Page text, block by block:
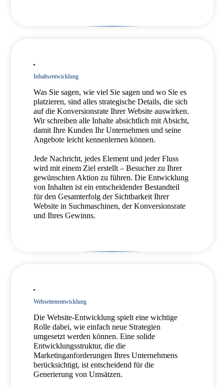
Inhaltsentwicklung
Was Sie sagen, wie viel Sie sagen und wo Sie es
platzieren, sind alles strategische Details, die sich
auf die Konversionsrate Ihrer Website auswirken.
Wir schreiben alle Inhalte absichtlich mit Absicht,
damit Ihre Kunden Ihr Unternehmen und seine
Angebote leicht kennenlernen können.
Jede Nachricht, jedes Element und jeder Fluss
wird mit einem Ziel erstellt – Besucher zu Ihrer
gewünschten Aktion zu führen. Die Entwicklung
von Inhalten ist ein entscheidender Bestandteil
für den Gesamterfolg der Sichtbarkeit Ihrer
Website in Suchmaschinen, der Konversionsrate
und Ihres Gewinns.
Webseitenentwicklung
Die Website-Entwicklung spielt eine wichtige
Rolle dabei, wie einfach neue Strategien
umgesetzt werden können. Eine solide
Entwicklungsstruktur, die die
Marketinganforderungen Ihres Unternehmens
berücksichtigt, ist entscheidend für die
Generierung von Umsätzen.